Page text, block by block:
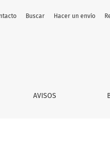
1968)
AVISOS
Buscar Hacer un envío